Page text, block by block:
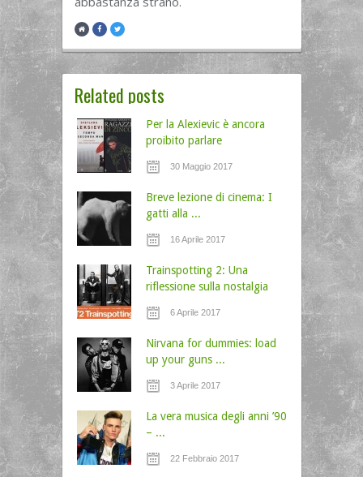
Related posts
Per la Alexievic è ancora
proibito parlare
30 Maggio 2017
Breve lezione di cinema: I
gatti alla ...
16 Aprile 2017
Trainspotting 2: Una
riflessione sulla nostalgia
6 Aprile 2017
Nirvana for dummies: load
up your guns ...
3 Aprile 2017
La vera musica degli anni ’90
– ...
22 Febbraio 2017